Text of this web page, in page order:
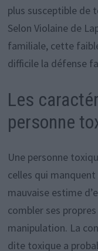
plus susceptible de
Selon Violaine de
familiale, cette
difficile la défense
Les
personne
Une personne
celles qui
mauvaise estime
combler ses
manipulation. La
dite toxique a